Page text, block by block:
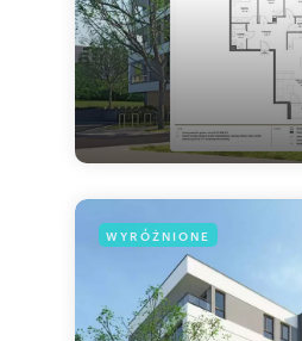
WYRÓŻNIONE